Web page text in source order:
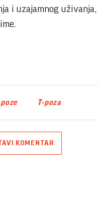
i uzajamnog
T-poza
KOMENTAR